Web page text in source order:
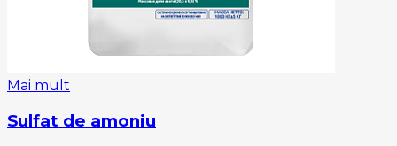
Mai mult
Sulfat de amoniu